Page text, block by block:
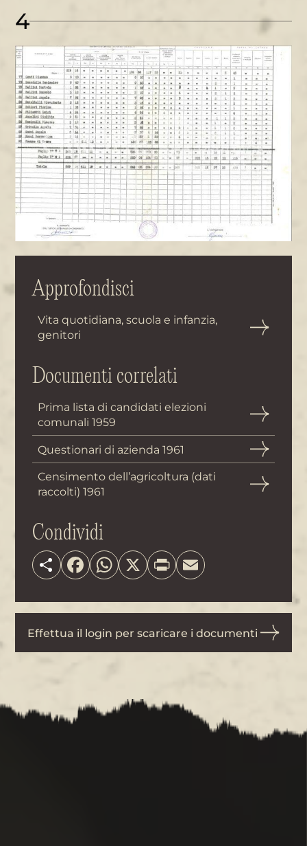
4
Approfondisci
Vita quotidiana, scuola e infanzia,
genitori
Documenti correlati
Prima lista di candidati elezioni
comunali 1959
Questionari di azienda 1961
Censimento dell’agricoltura (dati
raccolti) 1961
Condividi
ShareFacebookWhatsApp
X PrintEmail
Effettua il login per scaricare i documenti